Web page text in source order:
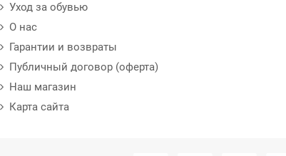
Уход за обувью
О нас
Гарантии и возвраты
Публичный договор (оферта)
Наш магазин
Карта сайта